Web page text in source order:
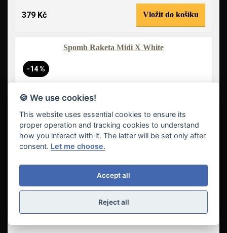
379 Kč Vložit do košíku
Spomb Raketa Midi X White
-14 %
🍪 We use cookies!
This website uses essential cookies to ensure its
proper operation and tracking cookies to understand
how you interact with it. The latter will be set only after
consent. Let me choose.
Accept all
Reject all